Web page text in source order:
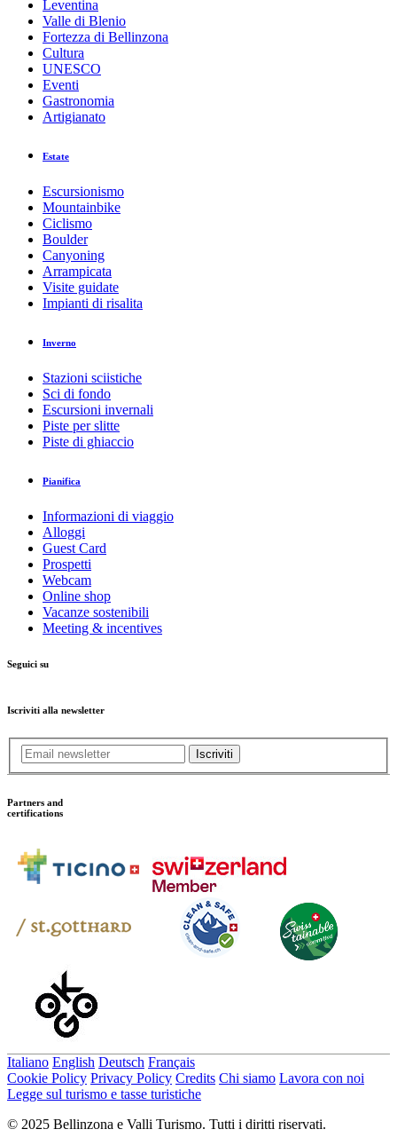
Leventina
Valle di Blenio
Fortezza di Bellinzona
Cultura
UNESCO
Eventi
Gastronomia
Artigianato
Estate
Escursionismo
Mountainbike
Ciclismo
Boulder
Canyoning
Arrampicata
Visite guidate
Impianti di risalita
Inverno
Stazioni sciistiche
Sci di fondo
Escursioni invernali
Piste per slitte
Piste di ghiaccio
Pianifica
Informazioni di viaggio
Alloggi
Guest Card
Prospetti
Webcam
Online shop
Vacanze sostenibili
Meeting & incentives
Seguici su
Iscriviti alla newsletter
Iscriviti
Partners and
certifications
Italiano English Deutsch Français
Cookie Policy Privacy Policy Credits Chi siamo Lavora con noi
Legge sul turismo e tasse turistiche
© 2025 Bellinzona e Valli Turismo. Tutti i diritti riservati.